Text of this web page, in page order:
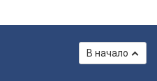
В начало